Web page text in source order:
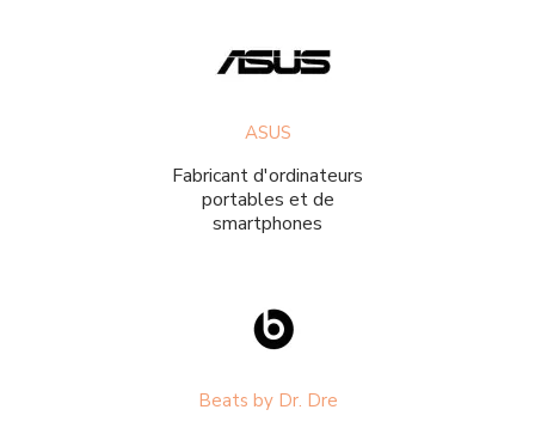
ASUS
Fabricant d'ordinateurs
portables et de
smartphones
Beats by Dr. Dre